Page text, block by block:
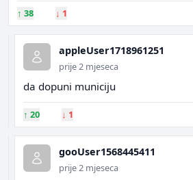
↑ 38 ↓ 1
appleUser1718961251
prije 2 mjeseca
da dopuni municiju
↑ 20 ↓ 1
gooUser1568445411
prije 2 mjeseca